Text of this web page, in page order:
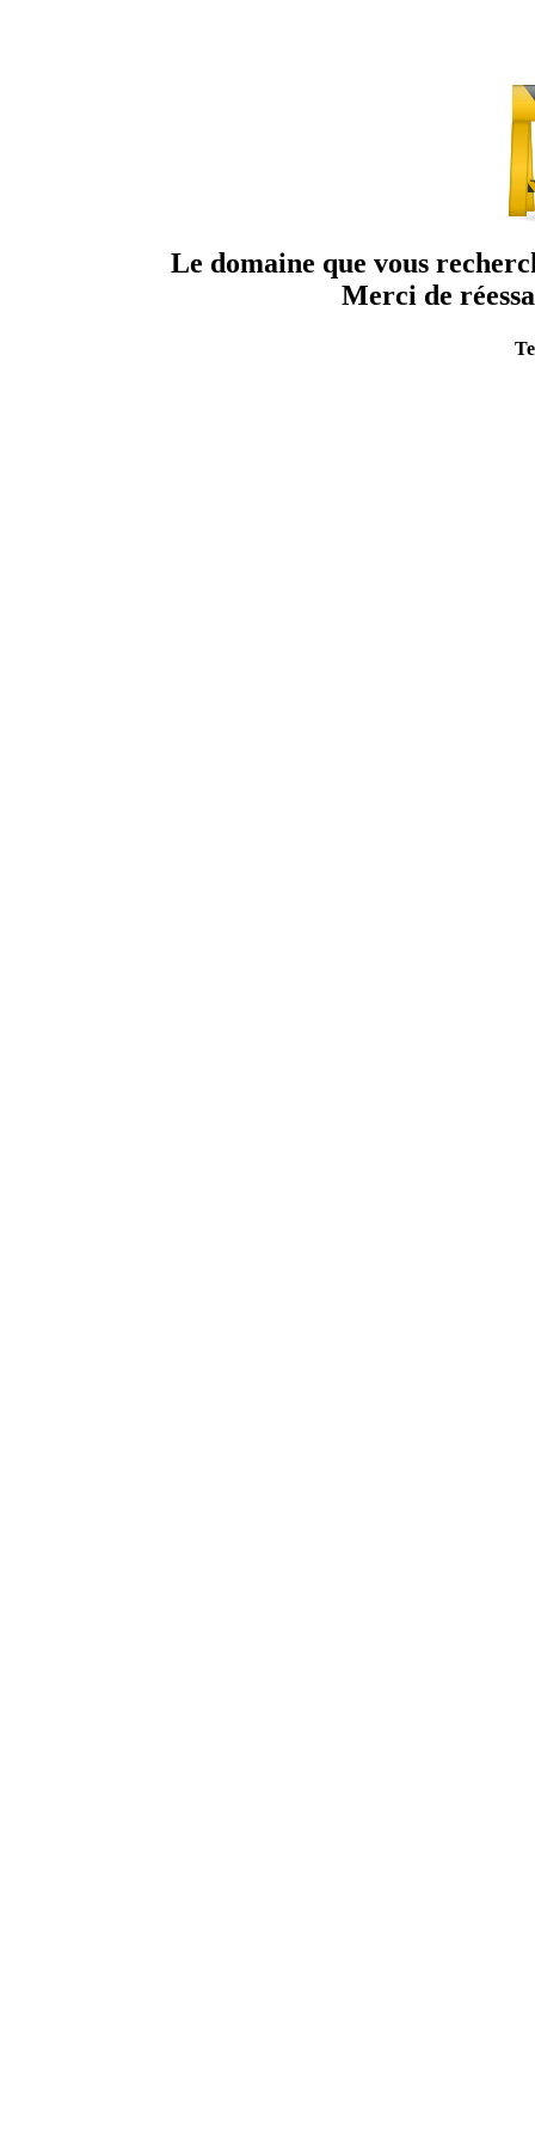
Le domaine que vous
Merci de